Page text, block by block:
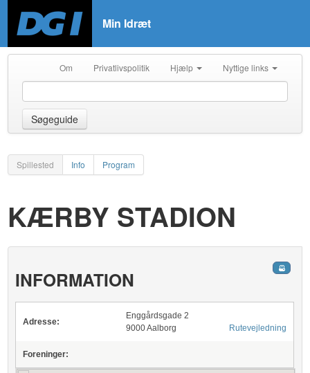
Min Idræt
Om Privatlivspolitik Hjælp Nyttige links
Søgeguide
Spillested Info Program
KÆRBY STADION
INFORMATION
Adresse:
Enggårdsgade 2
9000 Aalborg
Rutevejledning
Foreninger: